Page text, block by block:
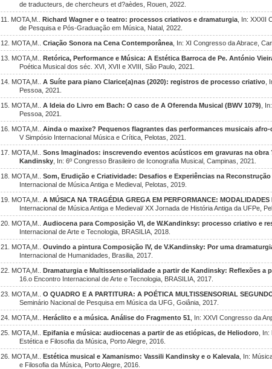
de traducteurs, de chercheurs et d?aèdes, Rouen, 2022.
11. MOTA,M.. Richard Wagner e o teatro: processos criativos e dramaturgia , In: XXXII
de Pesquisa e Pós-Graduação em Música, Natal, 2022.
12. MOTA,M.. Criação Sonora na Cena Contemporânea , In: XI Congresso da Abrace,
13. MOTA,M.. Retórica, Performance e Música: A Estética Barroca de Pe. António
Poética Musical dos séc. XVI, XVII e XVIII, São Paulo, 2021.
14. MOTA,M.. A Suíte para piano Clarice(a)nas (2020): registros de processo criativo ,
Pessoa, 2021.
15. MOTA,M.. A Ideia do Livro em Bach: O caso de A Oferenda Musical (BWV 1079) ,
Pessoa, 2021.
16. MOTA,M.. Ainda o maxixe? Pequenos flagrantes das performances musicais
V Simpósio Internacional Música e Crítica, Pelotas, 2021.
17. MOTA,M.. Sons Imaginados: inscrevendo eventos acústicos em gravuras na obra
Kandinsky , In: 6º Congresso Brasileiro de Iconografia Musical, Campinas, 2021.
18. MOTA,M.. Som, Erudição e Criatividade: Desafios e Experiências na
Internacional de Música Antiga e Medieval, Pelotas, 2019.
19. MOTA,M.. A MÚSICA NA TRAGÉDIA GREGA EM PERFORMANCE: MODALIDADES
Internacional de Música Antiga e Medieval/ XX Jornada de História Antiga da UFPe,
20. MOTA,M.. Audiocena para Composição VI, de W.Kandinksy: processo criativo e
Internacional de Arte e Tecnologia, BRASILIA, 2018.
21. MOTA,M.. Ouvindo a pintura Composição IV, de V.Kandinsky: Por uma
Internacional de Humanidades, Brasilia, 2017.
22. MOTA,M.. Dramaturgia e Multissensorialidade a partir de Kandinsky: Reflexões a
16.o Encontro Internacional de Arte e Tecnologia, BRASILIA, 2017.
23. MOTA,M.. O QUADRO E A PARTITURA: A POÉTICA MULTISSENSORIAL
Seminário Nacional de Pesquisa em Música da UFG, Goiânia, 2017.
24. MOTA,M.. Heráclito e a música. Análise do Fragmento 51 , In: XXVI Congresso da
25. MOTA,M.. Epifania e música: audiocenas a partir de as etiópicas, de Heliodoro ,
Estética e Filosofia da Música, Porto Alegre, 2016.
26. MOTA,M.. Estética musical e Xamanismo: Vassili Kandinsky e o Kalevala , In:
e Filosofia da Música, Porto Alegre, 2016.